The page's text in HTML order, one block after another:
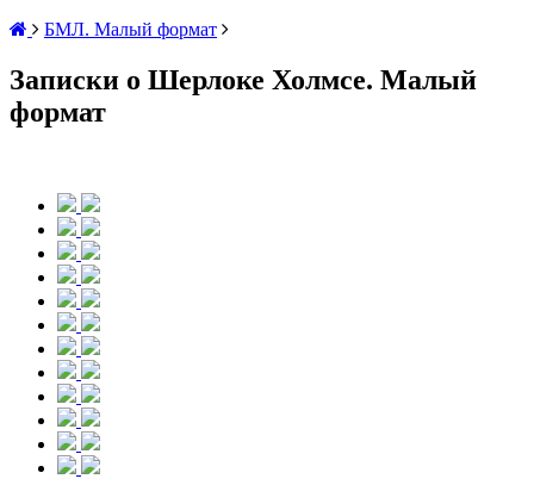
БМЛ. Малый формат
Записки о Шерлоке Холмсе. Малый
формат